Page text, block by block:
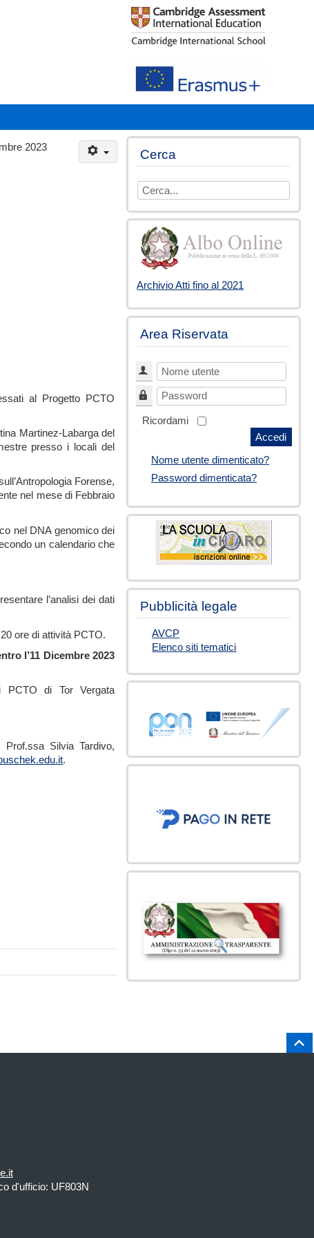
al Progetto PCTO
Martinez-Labarga del
presso i locali del
Forense,
nel mese di Febbraio
nel DNA genomico dei
un calendario che
l’analisi dei dati
ore di attività PCTO.
l’11 Dicembre 2023
PCTO di Tor Vergata
Silvia Tardivo,
.
Cerca
digita
il
testo
cercare
Archivio Atti fino al 2021
Area Riservata
Nome utente
Password
Ricordami
Accedi
Nome utente dimenticato?
Password dimenticata?
Pubblicità legale
AVCP
Elenco siti tematici
d'ufficio: UF803N